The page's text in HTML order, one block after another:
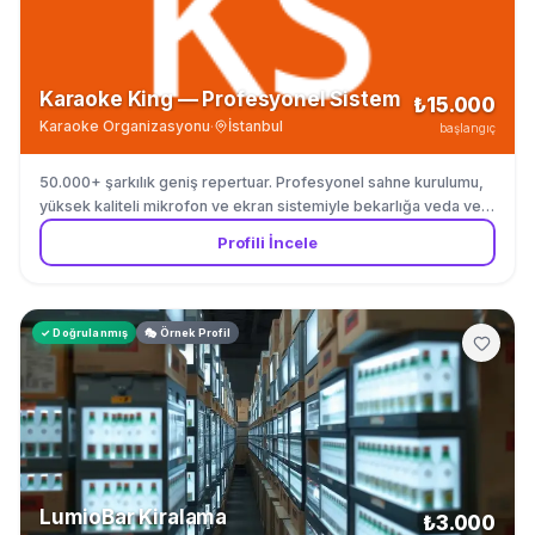
Karaoke King — Profesyonel Sistem
Karaoke Organizasyonu· İstanbul
₺15.000
başlangıç
50.000+ şarkılık geniş repertuar. Profesyonel sahne kurulumu,
yüksek kaliteli mikrofon ve ekran sistemiyle bekarlığa veda ve
doğum günleri için.
Profili İncele
✓ Doğrulanmış 🎭 Örnek Profil
LumioBar Kiralama ₺3.000